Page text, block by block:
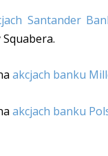
Santander
akcjach banku
akcjach banku